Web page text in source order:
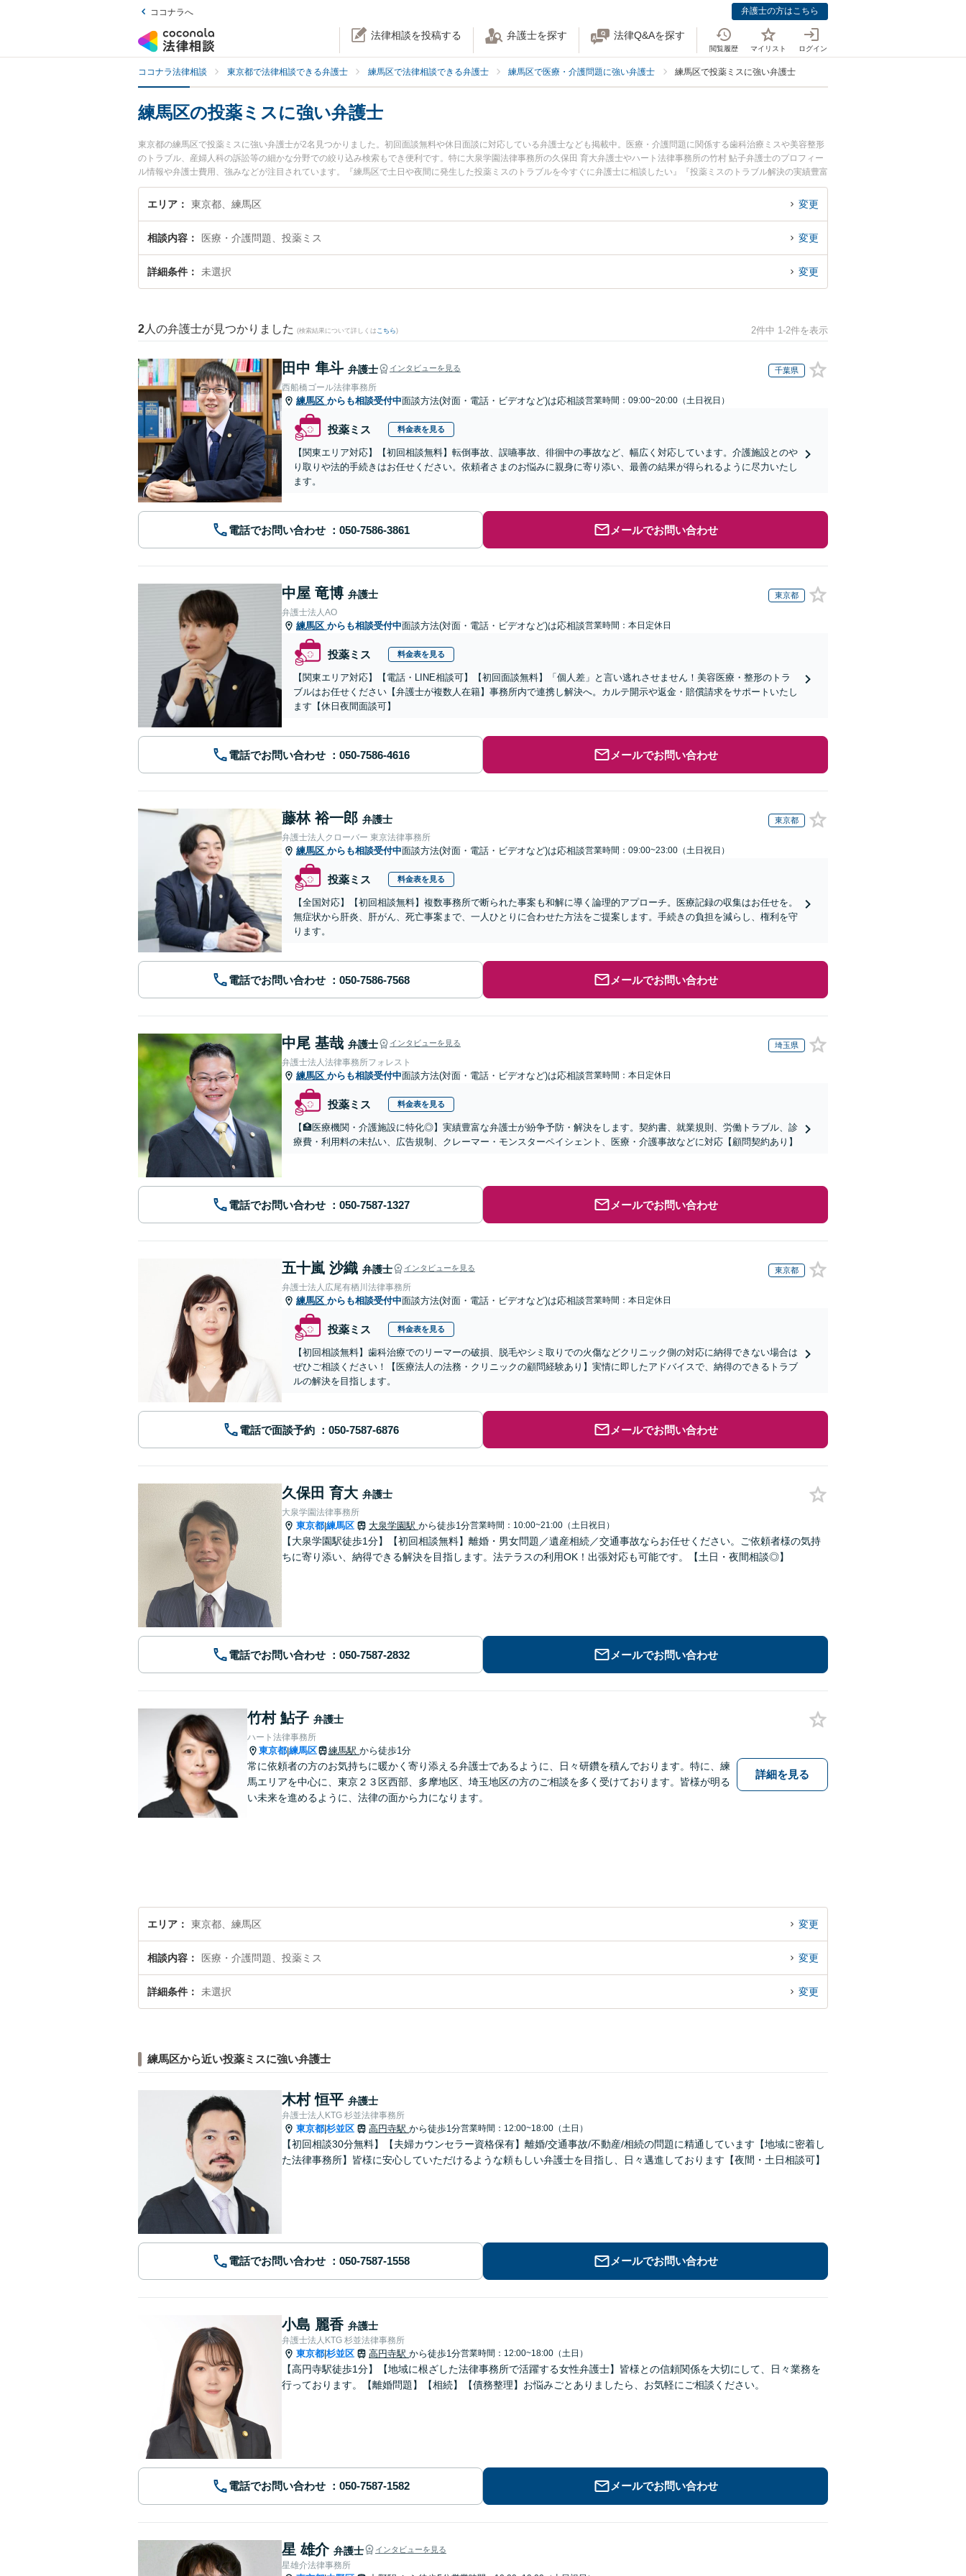
ココナラへ 弁護士の方はこちら
法律相談を投稿する 弁護士を探す 法律Q&Aを探す
閲覧履歴 マイリスト ログイン
ココナラ法律相談 東京都で法律相談できる弁護士 練馬区で法律相談できる弁護士 練馬区で医療・介護問題に強い弁護士 練馬区で投薬ミスに強い弁護士
練馬区の投薬ミスに強い弁護士
東京都の練馬区で投薬ミスに強い弁護士が2名見つかりました。初回面談無料や休日面談に対応している弁護士なども掲載中。医療・介護問題に関係する歯科治療ミスや美容整形
のトラブル、産婦人科の訴訟等の細かな分野での絞り込み検索もでき便利です。特に大泉学園法律事務所の久保田 育大弁護士やハート法律事務所の竹村 鮎子弁護士のプロフィー
ル情報や弁護士費用、強みなどが注目されています。『練馬区で土日や夜間に発生した投薬ミスのトラブルを今すぐに弁護士に相談したい』『投薬ミスのトラブル解決の実績豊富
な近くの弁護士を検索したい』『初回相談無料で投薬ミスを法律相談できる練馬区内の弁護士に相談予約したい』などでお困りの相談者さんにおすすめです。
エリア 東京都、練馬区 変更
相談内容 医療・介護問題、投薬ミス 変更
詳細条件 未選択 変更
2 人の弁護士が見つかりました (検索結果について詳しくは こちら) 2件中 1-2件を表示
田中 隼斗 弁護士 インタビューを見る 千葉県
西船橋ゴール法律事務所
練馬区 からも相談受付中面談方法(対面・電話・ビデオなど)は応相談営業時間：09:00~20:00（土日祝日）
投薬ミス 料金表を見る
【関東エリア対応】【初回相談無料】転倒事故、誤嚥事故、徘徊中の事故など、幅広く対応しています。介護施設とのや
り取りや法的手続きはお任せください。依頼者さまのお悩みに親身に寄り添い、最善の結果が得られるように尽力いたし
ます。
電話でお問い合わせ メールでお問い合わせ
中屋 竜博 弁護士 東京都
弁護士法人AO
練馬区 からも相談受付中面談方法(対面・電話・ビデオなど)は応相談営業時間：本日定休日
投薬ミス 料金表を見る
【関東エリア対応】【電話・LINE相談可】【初回面談無料】「個人差」と言い逃れさせません！美容医療・整形のトラ
ブルはお任せください【弁護士が複数人在籍】事務所内で連携し解決へ。カルテ開示や返金・賠償請求をサポートいたし
ます【休日夜間面談可】
電話でお問い合わせ メールでお問い合わせ
藤林 裕一郎 弁護士 東京都
弁護士法人クローバー 東京法律事務所
練馬区 からも相談受付中面談方法(対面・電話・ビデオなど)は応相談営業時間：09:00~23:00（土日祝日）
投薬ミス 料金表を見る
【全国対応】【初回相談無料】複数事務所で断られた事案も和解に導く論理的アプローチ。医療記録の収集はお任せを。
無症状から肝炎、肝がん、死亡事案まで、一人ひとりに合わせた方法をご提案します。手続きの負担を減らし、権利を守
ります。
電話でお問い合わせ メールでお問い合わせ
中尾 基哉 弁護士 インタビューを見る 埼玉県
弁護士法人法律事務所フォレスト
練馬区 からも相談受付中面談方法(対面・電話・ビデオなど)は応相談営業時間：本日定休日
投薬ミス 料金表を見る
【🏥医療機関・介護施設に特化◎】実績豊富な弁護士が紛争予防・解決をします。契約書、就業規則、労働トラブル、診
療費・利用料の未払い、広告規制、クレーマー・モンスターペイシェント、医療・介護事故などに対応【顧問契約あり】
電話でお問い合わせ メールでお問い合わせ
五十嵐 沙織 弁護士 インタビューを見る 東京都
弁護士法人広尾有栖川法律事務所
練馬区 からも相談受付中面談方法(対面・電話・ビデオなど)は応相談営業時間：本日定休日
投薬ミス 料金表を見る
【初回相談無料】歯科治療でのリーマーの破損、脱毛やシミ取りでの火傷などクリニック側の対応に納得できない場合は
ぜひご相談ください！【医療法人の法務・クリニックの顧問経験あり】実情に即したアドバイスで、納得のできるトラブ
ルの解決を目指します。
電話で面談予約 メールでお問い合わせ
久保田 育大 弁護士
大泉学園法律事務所
東京都|練馬区 大泉学園駅 から徒歩1分営業時間：10:00~21:00（土日祝日）
【大泉学園駅徒歩1分】【初回相談無料】離婚・男女問題／遺産相続／交通事故ならお任せください。ご依頼者様の気持
ちに寄り添い、納得できる解決を目指します。法テラスの利用OK！出張対応も可能です。【土日・夜間相談◎】
電話でお問い合わせ メールでお問い合わせ
竹村 鮎子 弁護士
ハート法律事務所
東京都|練馬区 練馬駅 から徒歩1分
常に依頼者の方のお気持ちに暖かく寄り添える弁護士であるように、日々研鑽を積んでおります。特に、練
馬エリアを中心に、東京２３区西部、多摩地区、埼玉地区の方のご相談を多く受けております。皆様が明る
い未来を進めるように、法律の面から力になります。
詳細を見る
エリア 東京都、練馬区 変更
相談内容 医療・介護問題、投薬ミス 変更
詳細条件 未選択 変更
練馬区から近い投薬ミスに強い弁護士
木村 恒平 弁護士
弁護士法人KTG 杉並法律事務所
東京都 杉並区 高円寺駅 から徒歩1分営業時間：12:00~18:00（土日）
【初回相談30分無料】【夫婦カウンセラー資格保有】離婚/交通事故/不動産/相続の問題に精通しています【地域に密着し
た法律事務所】皆様に安心していただけるような頼もしい弁護士を目指し、日々邁進しております【夜間・土日相談可】
電話でお問い合わせ メールでお問い合わせ
小島 麗香 弁護士
弁護士法人KTG 杉並法律事務所
東京都 杉並区 高円寺駅 から徒歩1分営業時間：12:00~18:00（土日）
【高円寺駅徒歩1分】【地域に根ざした法律事務所で活躍する女性弁護士】皆様との信頼関係を大切にして、日々業務を
行っております。【離婚問題】【相続】【債務整理】お悩みごとありましたら、お気軽にご相談ください。
電話でお問い合わせ メールでお問い合わせ
星 雄介 弁護士 インタビューを見る
星雄介法律事務所